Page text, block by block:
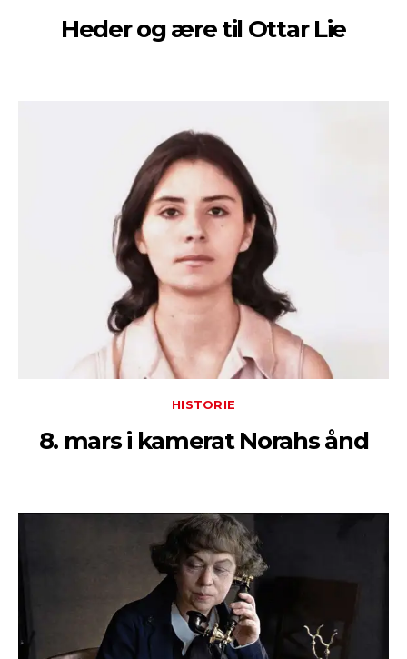
Heder og ære til Ottar Lie
HISTORIE
8. mars i kamerat Norahs ånd